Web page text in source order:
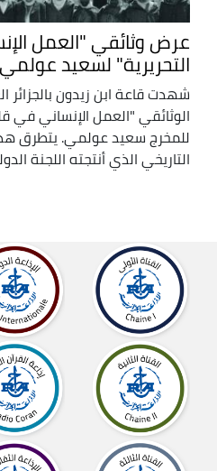
عرض وثائقي "العمل
التحريرية" لسعيد عولمي
شهدت قاعة ابن زيدون بالجزائر
الوثائقي "العمل الإنساني في
للمخرج سعيد عولمي. يتطرق هذا
التاريخي الذي أنتجته اللجنة